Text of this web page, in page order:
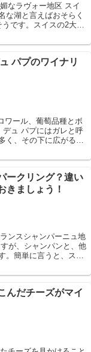
なラヴォー地区 スイ
な湖と言えばおそらく
です。スイスの2大玄
パプのワイナリ
ワール、葡萄品種とボ
デュ パプにはガレと呼
、その下に広がる粘
ークリング？違い
きましょう！
ンスシャンパーニュ地
が、シャンパンと、他
簡単に言うと、スパ
んだチーズがマイ